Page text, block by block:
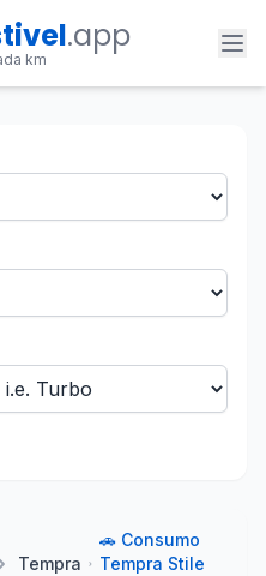
.app
km
Tempra
🚗 Consumo
Tempra Stile